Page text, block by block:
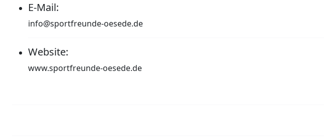
E-Mail:
info@sportfreunde-oesede.de
Website:
www.sportfreunde-oesede.de